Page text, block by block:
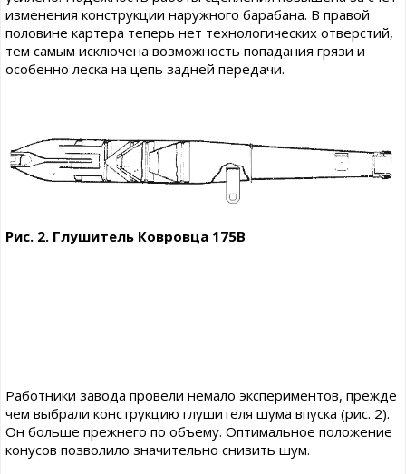
изменения конструкции наружного барабана. В правой
половине картера теперь нет технологических отверстий,
тем самым исключена возможность попадания грязи и
особенно леска на цепь задней передачи.
Рис. 2. Глушитель Ковровца 175В
Работники завода провели немало экспериментов, прежде
чем выбрали конструкцию глушителя шума впуска (рис. 2).
Он больше прежнего по объему. Оптимальное положение
конусов позволило значительно снизить шум.